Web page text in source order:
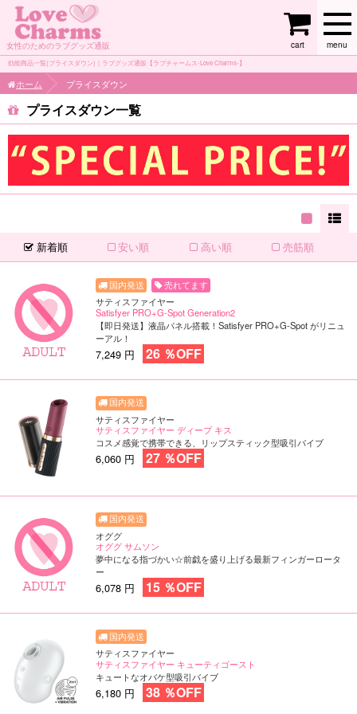
女性のためのラブグッズ通販 menu
cart
効能商品一覧(プライスダウン)｜ラブグッズ通販【ラブチャームス-Love Charms-】
ホーム プライスダウン
プライスダウン
新着順 安い順 高い順 売筋順
売れてます
サティスファイヤー
Satisfyer PRO+G-Spot Generation2
【即日発送】液晶パネル搭載！Satisfyer PRO+G-Spot がリニュ
ーアル！
7,249 円 26 ％OFF
サティスファイヤー
サティスファイヤー ディープ キス
コスメ感覚で携帯できる、リップスティック型吸引バイブ
6,060 円 27 ％OFF
オググ
オググ サムソン
夢中になる指づかい☆前戯を盛り上げる最新フィンガーロータ
ー
6,078 円 15 ％OFF
サティスファイヤー
サティスファイヤー キューティゴースト
キュートなオバケ型吸引バイブ
6,180 円 38 ％OFF